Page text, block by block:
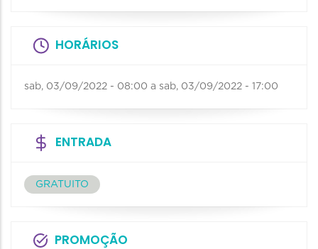
HORÁRIOS
sab, 03/09/2022 - 08:00 a sab, 03/09/2022 - 17:00
ENTRADA
GRATUITO
PROMOÇÃO